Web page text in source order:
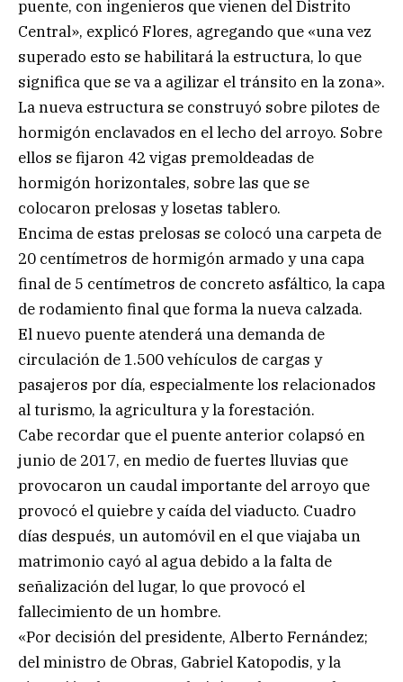
puente, con ingenieros que vienen del Distrito
Central», explicó Flores, agregando que «una vez
superado esto se habilitará la estructura, lo que
significa que se va a agilizar el tránsito en la zona».
La nueva estructura se construyó sobre pilotes de
hormigón enclavados en el lecho del arroyo. Sobre
ellos se fijaron 42 vigas premoldeadas de
hormigón horizontales, sobre las que se
colocaron prelosas y losetas tablero.
Encima de estas prelosas se colocó una carpeta de
20 centímetros de hormigón armado y una capa
final de 5 centímetros de concreto asfáltico, la capa
de rodamiento final que forma la nueva calzada.
El nuevo puente atenderá una demanda de
circulación de 1.500 vehículos de cargas y
pasajeros por día, especialmente los relacionados
al turismo, la agricultura y la forestación.
Cabe recordar que el puente anterior colapsó en
junio de 2017, en medio de fuertes lluvias que
provocaron un caudal importante del arroyo que
provocó el quiebre y caída del viaducto. Cuadro
días después, un automóvil en el que viajaba un
matrimonio cayó al agua debido a la falta de
señalización del lugar, lo que provocó el
fallecimiento de un hombre.
«Por decisión del presidente, Alberto Fernández;
del ministro de Obras, Gabriel Katopodis, y la